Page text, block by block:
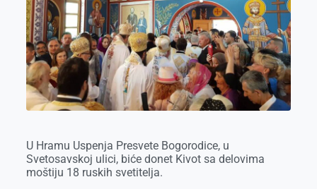
k
e
r
n
p
U Hramu Uspenja Presvete Bogorodice, u
Svetosavskoj ulici, biće donet Kivot sa delovima
moštiju 18 ruskih svetitelja.